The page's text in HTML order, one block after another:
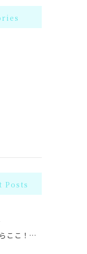
Posts
浮腫み改善ならここ！岩盤浴併設のパーソナル